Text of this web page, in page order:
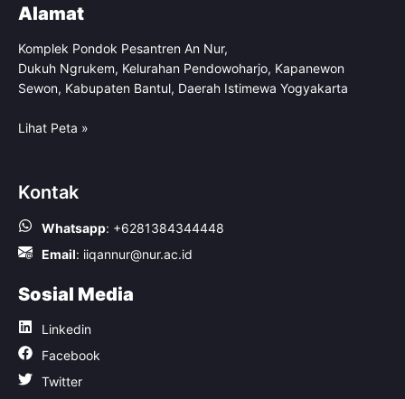
Alamat
Komplek Pondok Pesantren An Nur,
Dukuh Ngrukem, Kelurahan Pendowoharjo, Kapanewon
Sewon, Kabupaten Bantul, Daerah Istimewa Yogyakarta
Lihat Peta »
Kontak
Whatsapp: +6281384344448
Email: iiqannur@nur.ac.id
Sosial Media
Linkedin
Facebook
Twitter